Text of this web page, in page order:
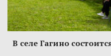
В селе Гагино